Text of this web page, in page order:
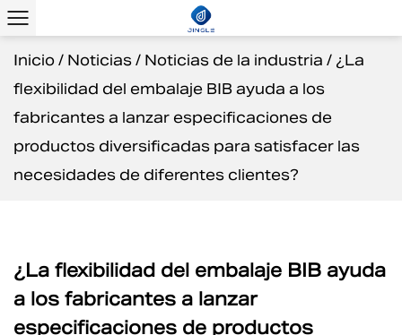
Inicio/ Noticias/ Noticias de la industria / ¿La
flexibilidad del embalaje BIB ayuda a los
fabricantes a lanzar especificaciones de
productos diversificadas para satisfacer las
necesidades de diferentes clientes?
¿La flexibilidad del embalaje BIB ayuda
a los fabricantes a lanzar
especificaciones de productos